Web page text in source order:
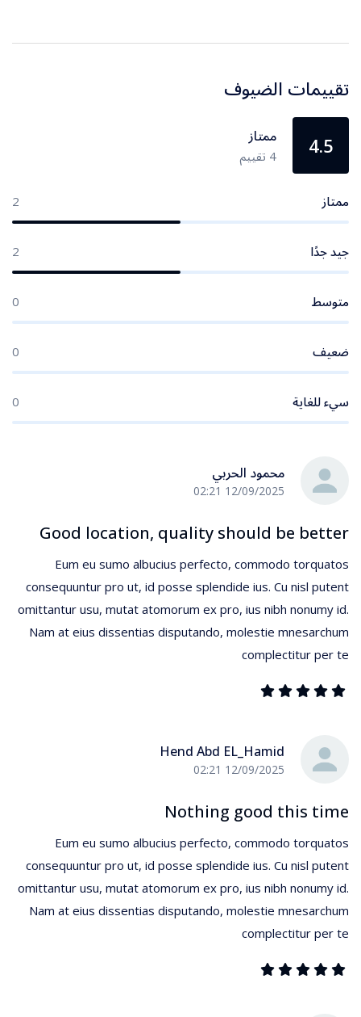
تقييمات الضيوف
4.5 ممتاز
4 تقييم
ممتاز 2
جيد جدًا 2
متوسط 0
ضعيف 0
سيء للغاية 0
محمود الحربي
12/09/2025 02:21
Good location, quality should be better
Eum eu sumo albucius perfecto, commodo torquatos
consequuntur pro ut, id posse splendide ius. Cu nisl putent
omittantur usu, mutat atomorum ex pro, ius nibh nonumy id.
Nam at eius dissentias disputando, molestie mnesarchum
complectitur per te
Hend Abd EL_Hamid
12/09/2025 02:21
Nothing good this time
Eum eu sumo albucius perfecto, commodo torquatos
consequuntur pro ut, id posse splendide ius. Cu nisl putent
omittantur usu, mutat atomorum ex pro, ius nibh nonumy id.
Nam at eius dissentias disputando, molestie mnesarchum
complectitur per te